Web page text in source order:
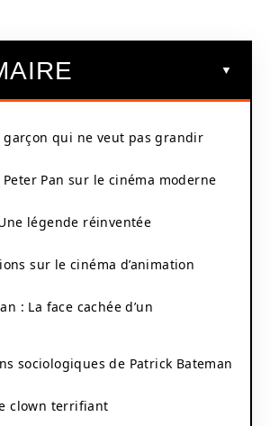
garçon qui ne veut pas grandir
Peter Pan sur le cinéma moderne
légende réinventée
sur le cinéma d’animation
: La face cachée d’un
sociologiques de Patrick Bateman
clown terrifiant